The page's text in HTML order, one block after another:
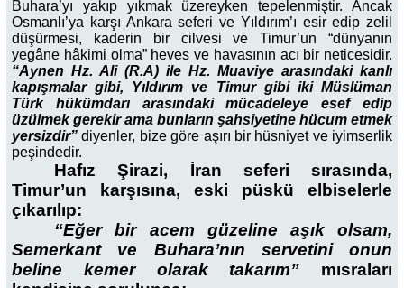
Buhara’yı yakıp yıkmak üzereyken tepelenmiştir. Ancak
Osmanlı’ya karşı Ankara seferi ve Yıldırım’ı esir edip zelil
düşürmesi, kaderin bir cilvesi ve Timur’un “dünyanın
yegâne hâkimi olma” heves ve havasının acı bir neticesidir.
“Aynen Hz. Ali (R.A) ile Hz. Muaviye arasındaki kanlı
kapışmalar gibi, Yıldırım ve Timur gibi iki Müslüman
Türk hükümdarı arasındaki mücadeleye esef edip
üzülmek gerekir ama bunların şahsiyetine hücum etmek
yersizdir” diyenler, bize göre aşırı bir hüsniyet ve iyimserlik
peşindedir.
Hafız Şirazi, İran seferi sırasında,
Timur’un karşısına, eski püskü elbiselerle
çıkarılıp:
“Eğer bir acem güzeline aşık olsam,
Semerkant ve Buhara’nın servetini onun
beline kemer olarak takarım” mısraları